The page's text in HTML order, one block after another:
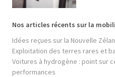
Nos articles récents sur la
Idées reçues sur la Nouvelle
Exploitation des terres rares et
Voitures à hydrogène : point sur
performances